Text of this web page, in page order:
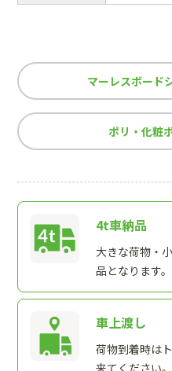
マーレスボード
ポリ・化粧
4t車納品
大きな荷物・
品となります。
車上渡し
荷物到着時は